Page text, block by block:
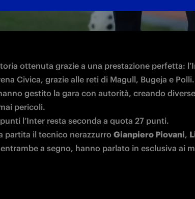
ottenuta grazie a una prestazione perfetta:
Civica, grazie alle reti di Magull, Bugeja e Polli.
gestito la gara con autorità, creando
pericoli.
l’Inter resta seconda a quota 27 punti.
partita il tecnico nerazzurro Gianpiero Piovani,
a segno, hanno parlato in esclusiva ai